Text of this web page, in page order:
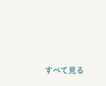
すべて見る